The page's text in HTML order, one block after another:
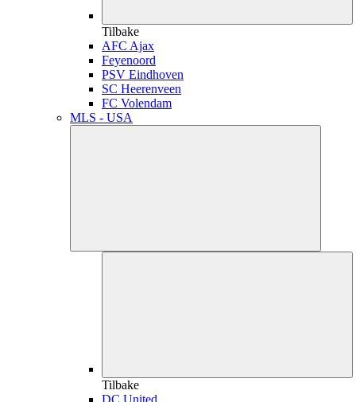
Tilbake
AFC Ajax
Feyenoord
PSV Eindhoven
SC Heerenveen
FC Volendam
MLS - USA
Tilbake
DC United